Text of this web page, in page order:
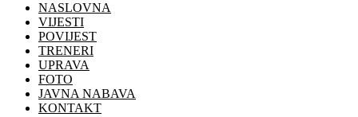
NASLOVNA
VIJESTI
POVIJEST
TRENERI
UPRAVA
FOTO
JAVNA NABAVA
KONTAKT